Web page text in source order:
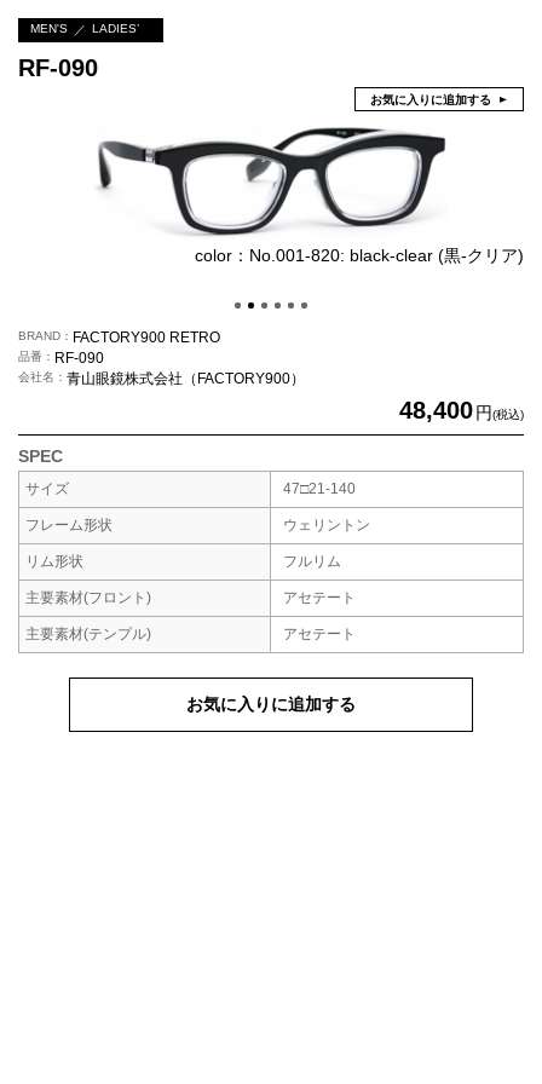
MEN'S LADIES’
RF-090
お気に入りに追加する
color：No.001-820: black-clear (黒-クリア)
BRAND FACTORY900 RETRO
品番 RF-090
会社名 青山眼鏡株式会社（FACTORY900）
48,400円(税込)
SPEC
サイズ 47□21-140
フレーム形状 ウェリントン
リム形状 フルリム
主要素材(フロント) アセテート
主要素材(テンプル) アセテート
お気に入りに追加する